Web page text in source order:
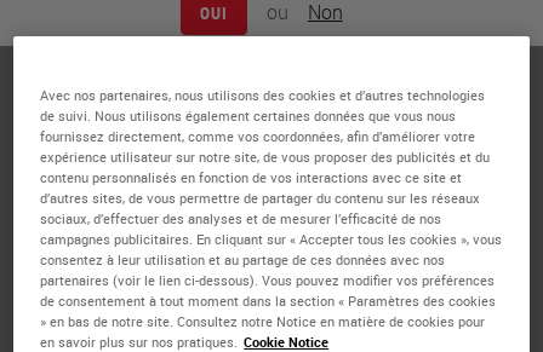
OUI ou Non
Maureen Doran is a histologist/co-owner of Saffron
SSHS, Maureen worked at SIUC School of Medicine as the
Director of the Histology Center for 32 years. She has
presented numerous continuing education workshops,
lectures and teleconferences for NSH, ASCP and the
University of Texas Health Science Center in San Antonio.
Maureen is currently President of the Illinois Society for
Histotechnologists. Maureen is a member of NSH Health
& Safety committee and served as committee chair from
1996-2016. She received the SIU award for Civil Service
Avec nos partenaires, nous utilisons des cookies et d’autres technologies
de suivi. Nous utilisons également certaines données que vous nous
fournissez directement, comme vos coordonnées, afin d’améliorer votre
expérience utilisateur sur notre site, de vous proposer des publicités et du
contenu personnalisés en fonction de vos interactions avec ce site et
d’autres sites, de vous permettre de partager du contenu sur les réseaux
sociaux, d’effectuer des analyses et de mesurer l’efficacité de nos
campagnes publicitaires. En cliquant sur « Accepter tous les cookies », vous
consentez à leur utilisation et au partage de ces données avec nos
partenaires (voir le lien ci-dessous). Vous pouvez modifier vos préférences
de consentement à tout moment dans la section « Paramètres des cookies
» en bas de notre site. Consultez notre Notice en matière de cookies pour
en savoir plus sur nos pratiques.
Cookie Notice